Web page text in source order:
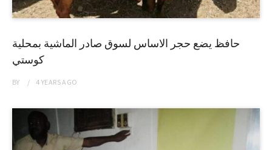
حافظ يضع حجر الاساس لسوق صادر الماشية بمحلية
كوستي
BY 4 YEARSAGO